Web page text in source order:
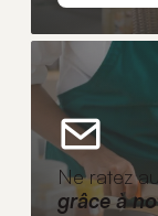
Ne ratez
grâce à